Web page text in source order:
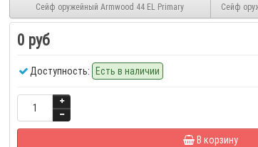
Сейф оружейный Armwood 44 EL Primary Сейф
0 руб
Доступность: Есть в наличии
В корзину